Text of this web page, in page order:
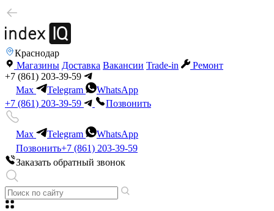
Краснодар
Магазины Доставка Вакансии Trade-in
Ремонт
+7 (861) 203-39-59
Max
Telegram
WhatsApp
+7 (861) 203-39-59
Позвонить
Max Telegram
WhatsApp
Позвонить+7 (861) 203-39-59
Заказать обратный звонок